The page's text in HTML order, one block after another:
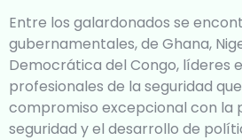
Entre los galardonados se
gubernamentales, de Ghana,
Democrática del Congo, líderes
profesionales de la seguridad
compromiso excepcional con la
seguridad y el desarrollo de